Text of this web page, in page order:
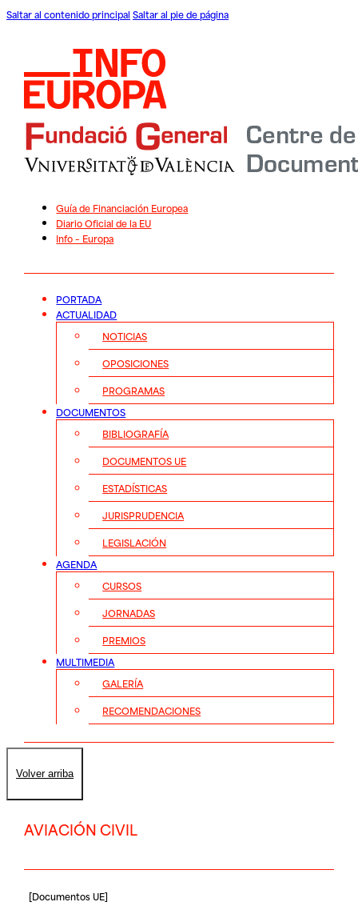
Saltar al contenido principal Saltar al pie de página
Guía de Financiación Europea
Diario Oficial de la EU
Info – Europa
PORTADA
ACTUALIDAD
NOTICIAS
OPOSICIONES
PROGRAMAS
DOCUMENTOS
BIBLIOGRAFÍA
DOCUMENTOS UE
ESTADÍSTICAS
JURISPRUDENCIA
LEGISLACIÓN
AGENDA
CURSOS
JORNADAS
PREMIOS
MULTIMEDIA
GALERÍA
RECOMENDACIONES
Volver arriba
AVIACIÓN CIVIL
[Documentos UE]